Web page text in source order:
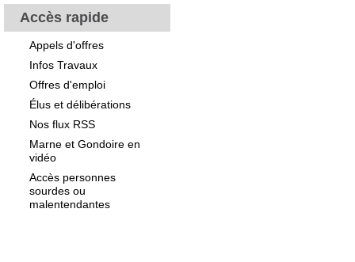
Accès rapide
Appels d'offres
Infos Travaux
Offres d'emploi
Élus et délibérations
Nos flux RSS
Marne et Gondoire en
vidéo
Accès personnes
sourdes ou
malentendantes